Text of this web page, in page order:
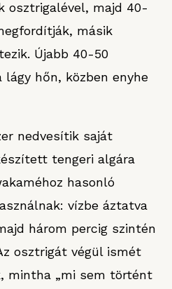
osztrigalével, majd 40-
másik
Újabb 40-50
lágy hőn, közben enyhe
nedvesítik saját
tengeri algára
hasonló
vízbe áztatva
három percig szintén
osztrigát végül ismét
mintha „mi sem történt